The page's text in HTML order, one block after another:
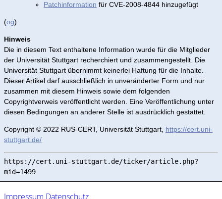
Patchinformation für CVE-2008-4844 hinzugefügt
(og)
Hinweis
Die in diesem Text enthaltene Information wurde für die Mitglieder
der Universität Stuttgart recherchiert und zusammengestellt. Die
Universität Stuttgart übernimmt keinerlei Haftung für die Inhalte.
Dieser Artikel darf ausschließlich in unveränderter Form und nur
zusammen mit diesem Hinweis sowie dem folgenden
Copyrightverweis veröffentlicht werden. Eine Veröffentlichung unter
diesen Bedingungen an anderer Stelle ist ausdrücklich gestattet.
Copyright © 2022 RUS-CERT, Universität Stuttgart, https://cert.uni-
stuttgart.de/
https://cert.uni-stuttgart.de/ticker/article.php?
mid=1499
Impressum Datenschutz